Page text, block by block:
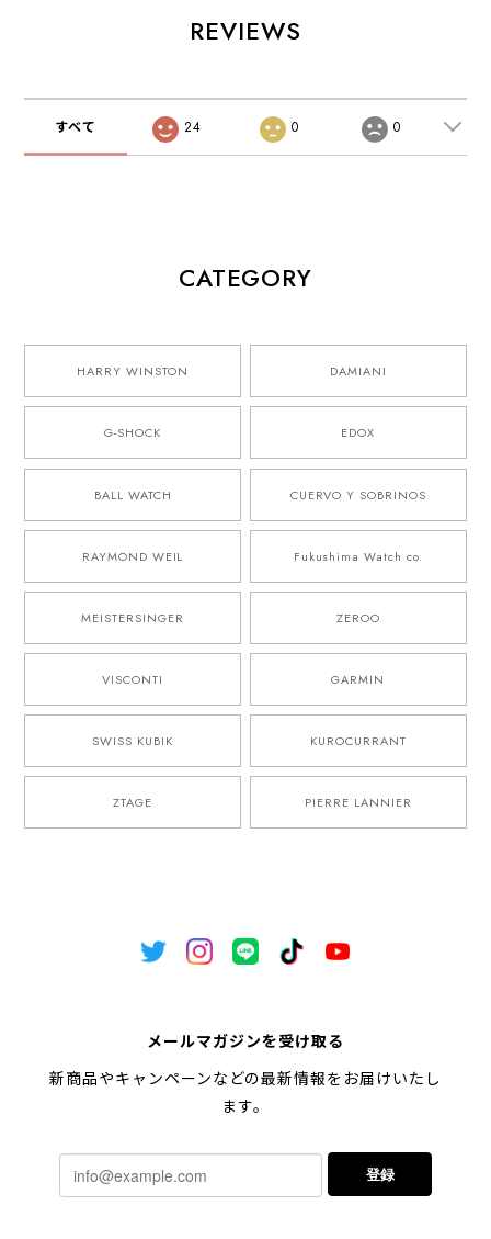
REVIEWS
すべて 24 0 0
CATEGORY
HARRY WINSTON DAMIANI
G-SHOCK EDOX
BALL WATCH CUERVO Y SOBRINOS
RAYMOND WEIL Fukushima Watch co.
MEISTERSINGER ZEROO
VISCONTI GARMIN
SWISS KUBIK KUROCURRANT
ZTAGE PIERRE LANNIER
メールマガジンを受け取る
新商品やキャンペーンなどの最新情報をお届けいたし
ます。
登録